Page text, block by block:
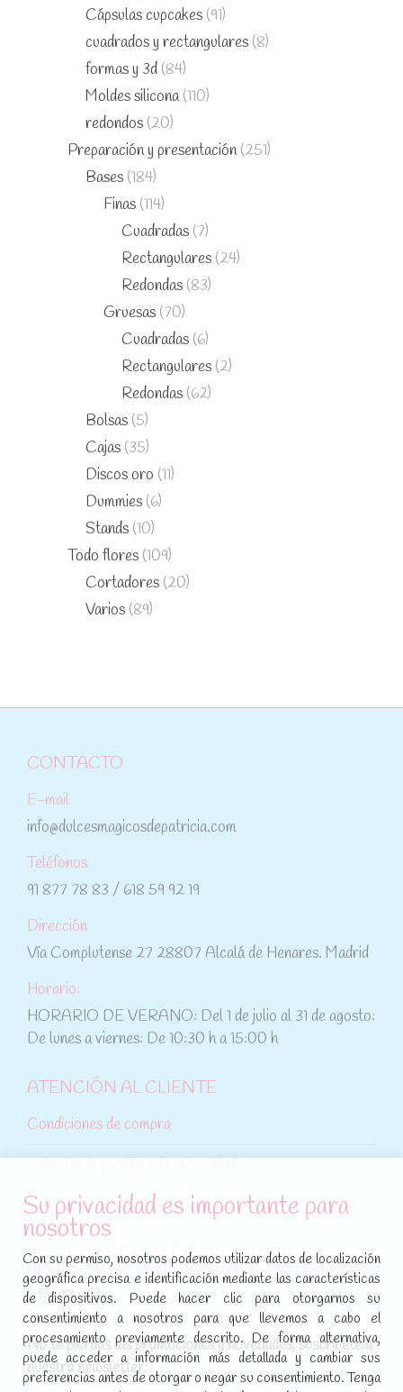
Cápsulas cupcakes (91)
cuadrados y rectangulares (8)
formas y 3d (84)
Moldes silicona (110)
redondos (20)
Preparación y presentación (251)
Bases (184)
Finas (114)
Cuadradas (7)
Rectangulares (24)
Redondas (83)
Gruesas (70)
Cuadradas (6)
Rectangulares (2)
Redondas (62)
Bolsas (5)
Cajas (35)
Discos oro (11)
Dummies (6)
Stands (10)
Todo flores (109)
Cortadores (20)
Varios (89)
CONTACTO
E-mail
info@dulcesmagicosdepatricia.com
Teléfonos
91 877 78 83 / 618 59 92 19
Dirección
Vía Complutense 27 28807 Alcalá de Henares. Madrid
Horario:
HORARIO DE VERANO: Del 1 de julio al 31 de agosto:
De lunes a viernes: De 10:30 h a 15:00 h
ATENCIÓN AL CLIENTE
Condiciones de compra
Política de cookies
SÍGUENOS EN REDES SOCIALES
Encuéntranos en:
Facebook
page
opens
in
YouTube
page
opens
in
Instagram
page
opens
in
No te pierdas las promociones y novedades, suscríbete a
nuestra newsletter:
Su privacidad es importante para
nosotros
Con su permiso, nosotros podemos utilizar datos de localización
geográfica precisa e identificación mediante las características
de dispositivos. Puede hacer clic para otorgarnos su
consentimiento a nosotros para que llevemos a cabo el
procesamiento previamente descrito. De forma alternativa,
puede acceder a información más detallada y cambiar sus
preferencias antes de otorgar o negar su consentimiento. Tenga